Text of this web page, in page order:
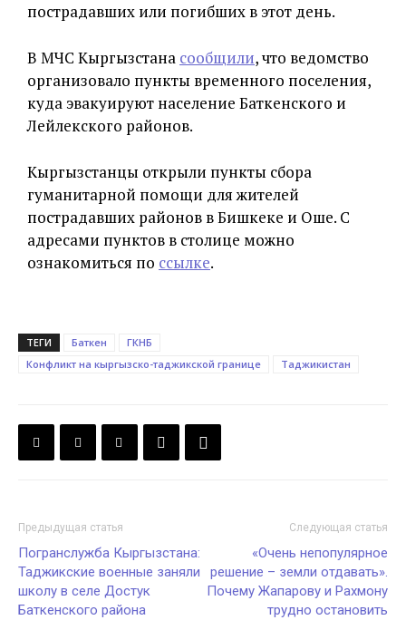
пострадавших или погибших в этот день.
В МЧС Кыргызстана сообщили, что ведомство
организовало пункты временного поселения,
куда эвакуируют население Баткенского и
Лейлекского районов.
Кыргызстанцы открыли пункты сбора
гуманитарной помощи для жителей
пострадавших районов в Бишкеке и Оше. С
адресами пунктов в столице можно
ознакомиться по ссылке.
ТЕГИ Баткен
ГКНБ
Конфликт на кыргызско-таджикской границе
Таджикистан
Предыдущая статья
Погранслужба Кыргызстана:
Таджикские военные заняли
школу в селе Достук
Баткенского района
Следующая статья
«Очень непопулярное
решение – земли отдавать».
Почему Жапарову и Рахмону
трудно остановить